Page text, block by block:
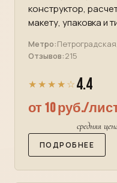
конструктор,
макету, упаковка и
Метро:
Отзывов:215
★★★★☆ 4.4
от 10 руб./
средняя
ПОДРОБНЕЕ